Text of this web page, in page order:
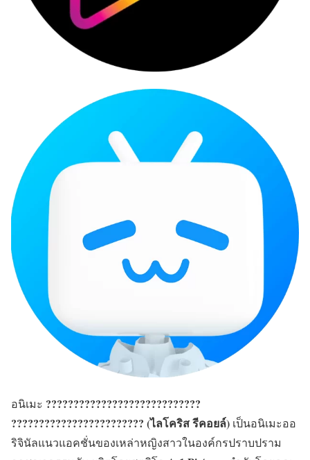
อนิเมะ ????????????????????????????
???????????????????????? (ไลโคริส รีคอยล์) เป็นอนิเมะออ
ริจินัลแนวแอคชั่นของเหล่าหญิงสาวในองค์กรปราบปราม